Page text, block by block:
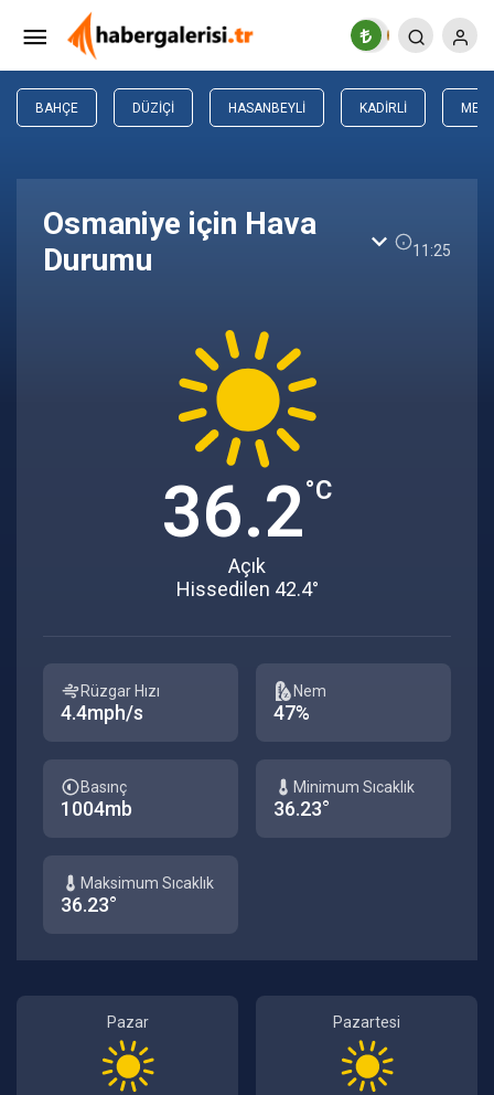
BAHÇE DÜZIÇI HASANBEYLI KADIRLI
Osmaniye için Hava
Durumu
11:25
36.2°C
Açık
Hissedilen 42.4°
Rüzgar Hızı
4.4mph/s
Nem
47%
Basınç
1004mb
Minimum Sıcaklık
36.23°
Maksimum Sıcaklık
36.23°
Pazar Pazartesi